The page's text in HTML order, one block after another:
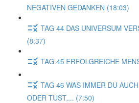
NEGATIVEN GEDANKEN (18:03)
TAG 44 DAS UNIVERSUM
(8:37)
TAG 45 ERFOLGREICHE
TAG 46 WAS IMMER DU
ODER TUST,... (7:50)